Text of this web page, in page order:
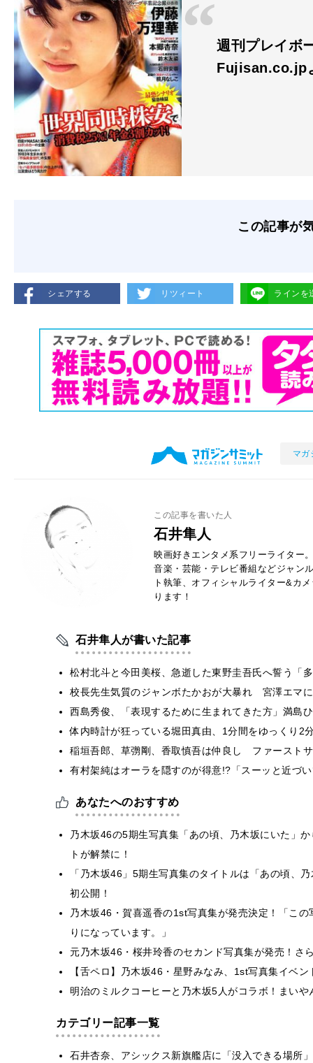
週刊プレイボ
Fujisan.co.jp
この記事が
シェアする リツィート ラインを
マガ
この記事を書いた人
石井隼人
映画好きエンタメ系フリーライター
音楽・芸能・テレビ番組などジャン
ト執筆、オフィシャルライター&カ
ります！
石井隼人が書いた記事
松村北斗と今田美桜、急逝した東野圭吾氏へ誓う「
校長先生気質のジャンボたかおが大暴れ 宮澤エマ
西島秀俊、「表現するために生まれてきた方」満島
体内時計が狂っている堀田真由、1分間をゆっくり2
稲垣吾郎、草彅剛、香取慎吾は仲良し ファースト
有村架純はオーラを隠すのが得意!?「スーッと近づ
あなたへのおすすめ
乃木坂46の5期生写真集「あの頃、乃木坂にいた」
トが解禁に！
「乃木坂46」5期生写真集のタイトルは「あの頃、
初公開！
乃木坂46・賀喜遥香の1st写真集が発売決定！「こ
りになっています。」
元乃木坂46・桜井玲香のセカンド写真集が発売！さ
【舌ペロ】乃木坂46・星野みなみ、1st写真集イベ
明治のミルクコーヒーと乃木坂5人がコラボ！まい
カテゴリー記事一覧
石井杏奈、アシックス新旗艦店に「没入できる場所